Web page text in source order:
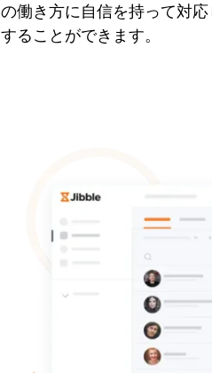
の働き方に自信を持って対
することができます。